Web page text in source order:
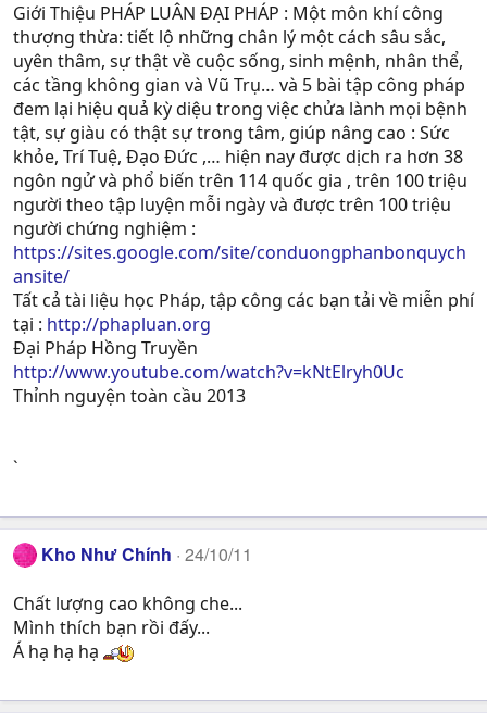
Giới Thiệu PHÁP LUÂN ĐẠI PHÁP : Một môn khí công
thượng thừa: tiết lộ những chân lý một cách sâu sắc,
uyên thâm, sự thật về cuộc sống, sinh mệnh, nhân thể,
các tầng không gian và Vũ Trụ… và 5 bài tập công pháp
đem lại hiệu quả kỳ diệu trong việc chửa lành mọi bệnh
tật, sự giàu có thật sự trong tâm, giúp nâng cao : Sức
khỏe, Trí Tuệ, Ðạo Ðức ,… hiện nay được dịch ra hơn 38
ngôn ngử và phổ biến trên 114 quốc gia , trên 100 triệu
người theo tập luyện mỗi ngày và được trên 100 triệu
người chứng nghiệm :
https://sites.google.com/site/conduongphanbonquych
ansite/
Tất cả tài liệu học Pháp, tập công các bạn tải về miễn phí
tại : http://phapluan.org
Đại Pháp Hồng Truyền
http://www.youtube.com/watch?v=kNtElryh0Uc
Thỉnh nguyện toàn cầu 2013
`
Kho Như Chính 24/10/11
Chất lượng cao không che...
Mình thích bạn rồi đấy...
Á hạ hạ hạ